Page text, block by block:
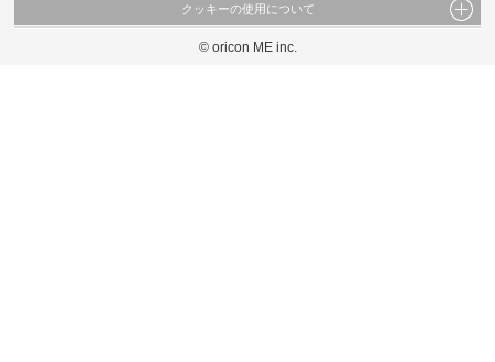
これらの情報を権利者の許可なく無断転載・複製などの二次利用を行うことは固く禁じて
当サイトに掲載している内容はすべてサービスの利用者が提出された見解・感想です。
弊社の見解・ 意見ではないことをご理解いただいた上でご覧ください。
クッキーの使用について
このサイトでは Cookie を使用して、ユーザーに合わせたコンテンツや広告の表示、ソー
© oricon ME inc.